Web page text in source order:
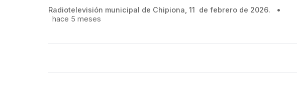
Radiotelevisión municipal de Chipiona, 11 de febrero de 2026.
•
hace 5 meses